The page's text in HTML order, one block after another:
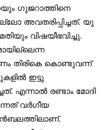
ഗുജറാത്തിനെ
അവതരിപ്പിച്ചത്. യു
വിഷയീഭവിച്ചു.
തിരികെ കൊണ്ടുവന്ന്
ഇട്ടു
എന്നാൽ രണ്ടാം മോദി
വർഗീയ